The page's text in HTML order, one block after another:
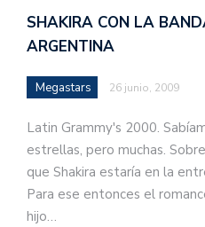
SHAKIRA CON LA
ARGENTINA
Megastars 26 junio, 2009
Latin Grammy's 2000.
estrellas, pero muchas.
que Shakira estaría en la
Para ese entonces el
hijo…